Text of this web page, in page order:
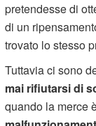
pretendesse di
di un
trovato lo stesso
Tuttavia ci sono
mai rifiutarsi di
quando la merce